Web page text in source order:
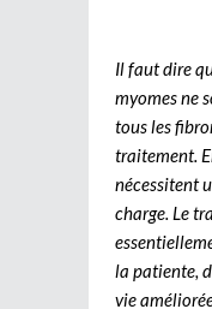
Il faut dire
myomes ne
tous les
traitement.
nécessitent
charge. Le
la patiente,
vie